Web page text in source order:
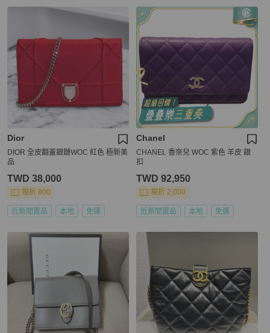
Dior
DIOR 全皮翻蓋銀鏈WOC 紅色 極新美
品
TWD 38,000
現折 800
近新閒置品 本地 免運
Chanel
CHANEL 香奈兒 WOC 紫色 羊皮 銀
扣
TWD 92,950
現折 2,000
近新閒置品 本地 免運